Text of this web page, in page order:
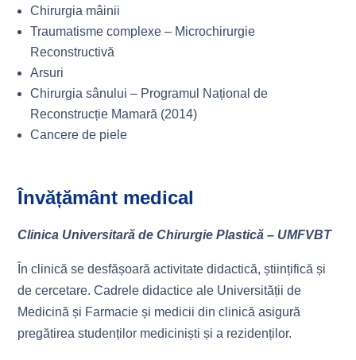
Chirurgia mâinii
Traumatisme complexe – Microchirurgie
Reconstructivă
Arsuri
Chirurgia sânului – Programul Național de
Reconstrucție Mamară (2014)
Cancere de piele
Învățământ medical
Clinica Universitară de Chirurgie Plastică – UMFVBT
În clinică se desfășoară activitate didactică, științifică și
de cercetare. Cadrele didactice ale Universității de
Medicină și Farmacie și medicii din clinică asigură
pregătirea studenților mediciniști și a rezidenților.